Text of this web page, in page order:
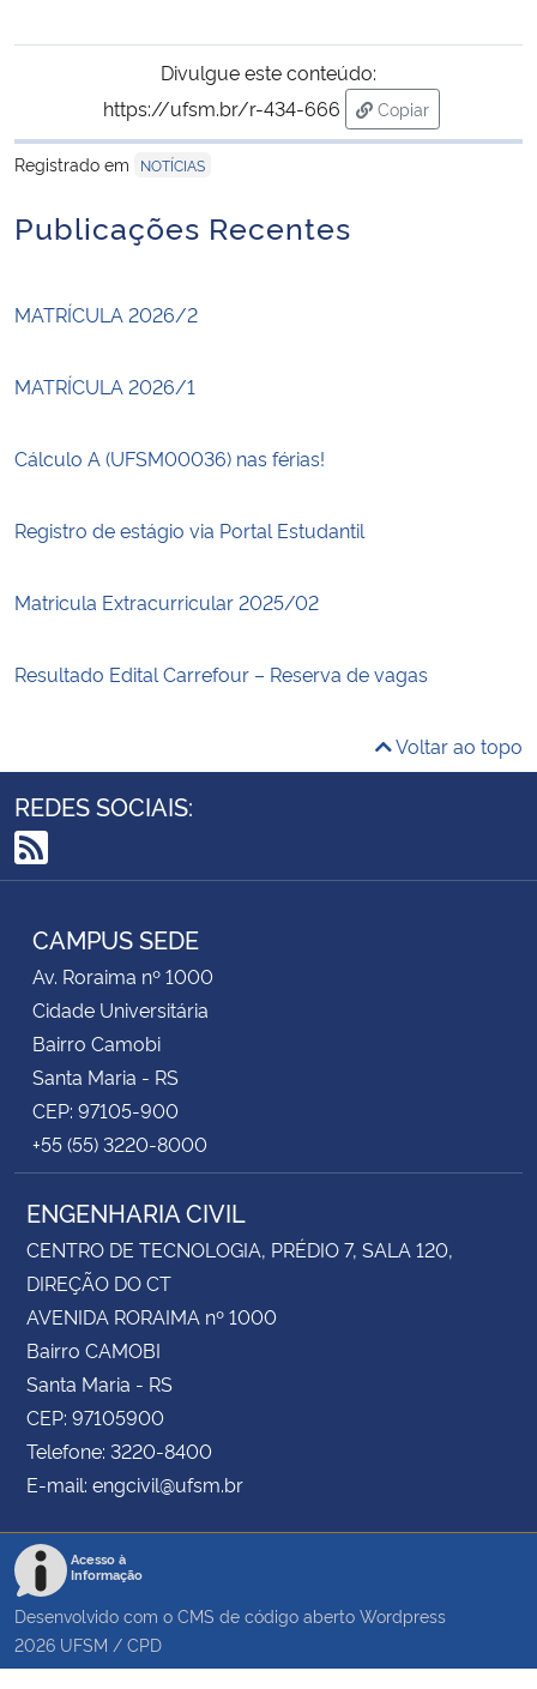
Divulgue este conteúdo:
https://ufsm.br/r-434-666
Copiar
para área de
Registrado em
NOTÍCIAS
Publicações Recentes
MATRÍCULA 2026/2
MATRÍCULA 2026/1
Cálculo A (UFSM00036) nas férias!
Registro de estágio via Portal Estudantil
Matricula Extracurricular 2025/02
Resultado Edital Carrefour – Reserva de vagas
Voltar ao topo
REDES SOCIAIS:
RSS
CAMPUS SEDE
Av. Roraima nº 1000
Cidade Universitária
Bairro Camobi
Santa Maria - RS
CEP: 97105-900
+55 (55) 3220-8000
ENGENHARIA CIVIL
CENTRO DE TECNOLOGIA, PRÉDIO 7, SALA 120,
DIREÇÃO DO CT
AVENIDA RORAIMA nº 1000
Bairro CAMOBI
Santa Maria - RS
CEP: 97105900
Telefone: 3220-8400
E-mail: engcivil@ufsm.br
Acesso à
Informação
Desenvolvido com o CMS de código aberto Wordpress
2026 UFSM / CPD